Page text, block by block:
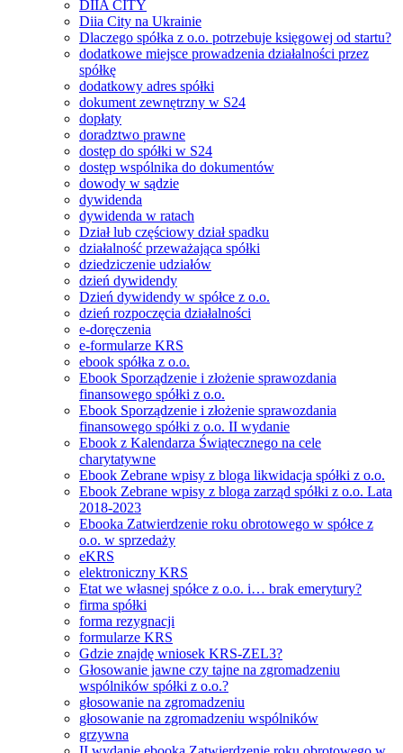
DIIA CITY
Diia City na Ukrainie
Dlaczego spółka z o.o. potrzebuje księgowej od startu?
dodatkowe miejsce prowadzenia działalności przez
spółkę
dodatkowy adres spółki
dokument zewnętrzny w S24
dopłaty
doradztwo prawne
dostęp do spółki w S24
dostęp wspólnika do dokumentów
dowody w sądzie
dywidenda
dywidenda w ratach
Dział lub częściowy dział spadku
działalność przeważająca spółki
dziedziczenie udziałów
dzień dywidendy
Dzień dywidendy w spółce z o.o.
dzień rozpoczęcia działalności
e-doręczenia
e-formularze KRS
ebook spółka z o.o.
Ebook Sporządzenie i złożenie sprawozdania
finansowego spółki z o.o.
Ebook Sporządzenie i złożenie sprawozdania
finansowego spółki z o.o. II wydanie
Ebook z Kalendarza Świątecznego na cele
charytatywne
Ebook Zebrane wpisy z bloga likwidacja spółki z o.o.
Ebook Zebrane wpisy z bloga zarząd spółki z o.o. Lata
2018-2023
Ebooka Zatwierdzenie roku obrotowego w spółce z
o.o. w sprzedaży
eKRS
elektroniczny KRS
Etat we własnej spółce z o.o. i… brak emerytury?
firma spółki
forma rezygnacji
formularze KRS
Gdzie znajdę wniosek KRS-ZEL3?
Głosowanie jawne czy tajne na zgromadzeniu
wspólników spółki z o.o.?
głosowanie na zgromadzeniu
głosowanie na zgromadzeniu wspólników
grzywna